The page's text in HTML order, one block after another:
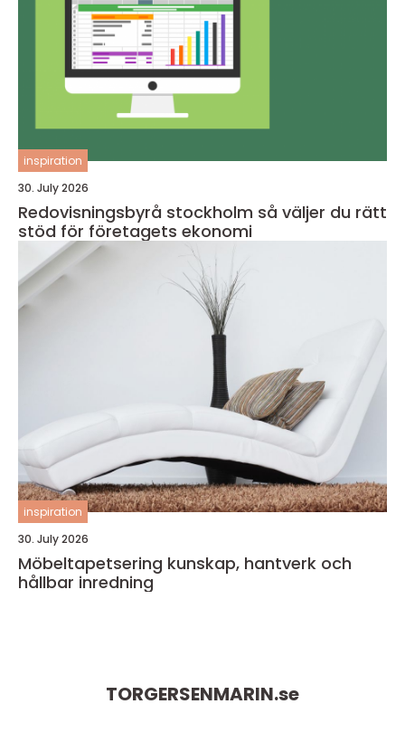
inspiration
30. July 2026
Redovisningsbyrå stockholm så väljer du rätt
stöd för företagets ekonomi
inspiration
30. July 2026
Möbeltapetsering kunskap, hantverk och
hållbar inredning
TORGERSENMARIN.se